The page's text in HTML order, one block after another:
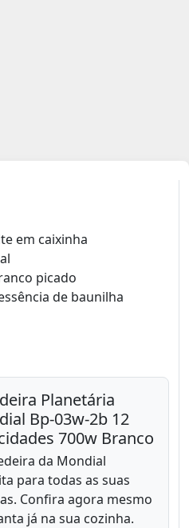
em caixinha
picado
de baunilha
Planetária
Bp-03w-2b 12
700w Branco
da Mondial
para todas as suas
Confira agora mesmo
já na sua cozinha.